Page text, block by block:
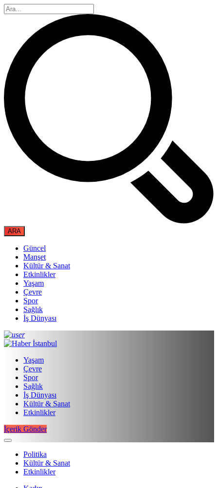
Güncel
Manşet
Kültür & Sanat
Etkinlikler
Yaşam
Çevre
Spor
Sağlık
İş Dünyası
Yaşam
Çevre
Spor
Sağlık
İş Dünyası
Kültür & Sanat
Etkinlikler
İçerik Gönder
Politika
Kültür & Sanat
Etkinlikler